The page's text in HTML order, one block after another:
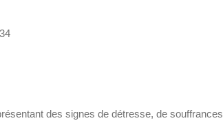
des signes de détresse, de souffrances